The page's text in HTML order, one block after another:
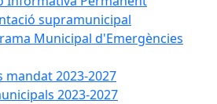
supramunicipal
Municipal d'Emergències
mandat 2023-2027
2023-2027